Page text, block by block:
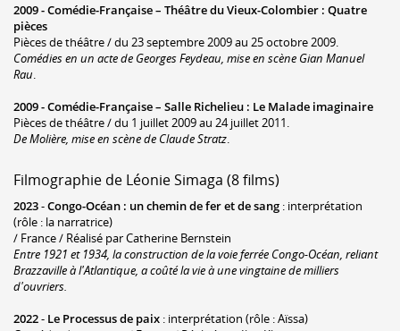
2009 -Comédie-Française – Théâtre du Vieux-Colombier : Quatre
pièces
Pièces de théâtre / du 23 septembre 2009 au 25 octobre 2009.
Comédies en un acte de Georges Feydeau, mise en scène Gian Manuel
Rau.
2009 -Comédie-Française – Salle Richelieu : Le Malade imaginaire
Pièces de théâtre / du 1 juillet 2009 au 24 juillet 2011.
De Molière, mise en scène de Claude Stratz.
Filmographie de Léonie Simaga (8 films)
2023-Congo-Océan : un chemin de fer et de sang : interprétation
(rôle : la narratrice)
/ France / Réalisé par Catherine Bernstein
Entre 1921 et 1934, la construction de la voie ferrée Congo-Océan, reliant
Brazzaville à l'Atlantique, a coûté la vie à une vingtaine de milliers
d'ouvriers.
2022- Le Processus de paix : interprétation (rôle : Aïssa)